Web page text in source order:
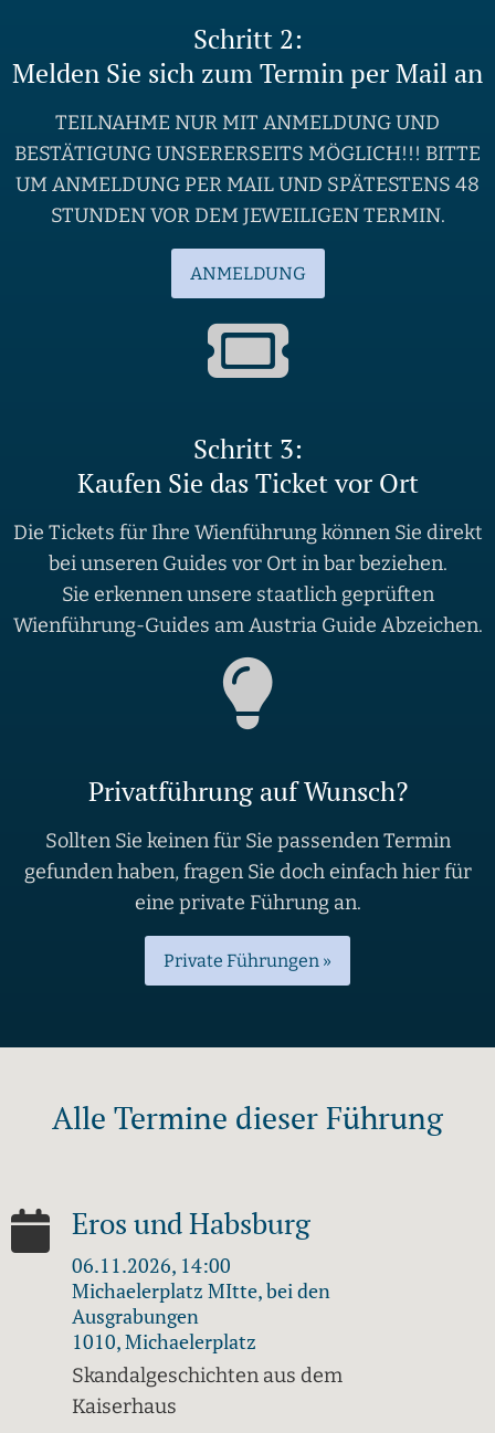
Schritt 2:
Melden Sie sich zum Termin per Mail an
TEILNAHME NUR MIT ANMELDUNG UND
BESTÄTIGUNG UNSERERSEITS MÖGLICH!!! BITTE
UM ANMELDUNG PER MAIL UND SPÄTESTENS 48
STUNDEN VOR DEM JEWEILIGEN TERMIN.
ANMELDUNG
Schritt 3:
Kaufen Sie das Ticket vor Ort
Die Tickets für Ihre Wienführung können Sie direkt
bei unseren Guides vor Ort in bar beziehen.
Sie erkennen unsere staatlich geprüften
Wienführung-Guides am Austria Guide Abzeichen.
Privatführung auf Wunsch?
Sollten Sie keinen für Sie passenden Termin
gefunden haben, fragen Sie doch einfach hier für
eine private Führung an.
Private Führungen »
Alle Termine dieser Führung
Eros und Habsburg
06.11.2026, 14:00
Michaelerplatz MItte, bei den
Ausgrabungen
1010, Michaelerplatz
Skandalgeschichten aus dem
Kaiserhaus